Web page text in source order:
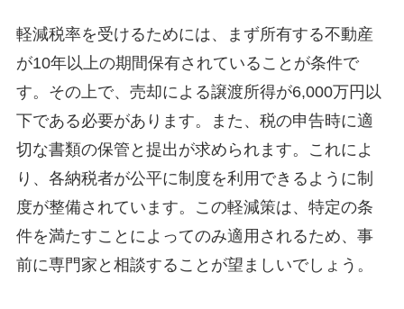
軽減税率を受けるためには、まず所有する不動産
が10年以上の期間保有されていることが条件で
す。その上で、売却による譲渡所得が6,000万円以
下である必要があります。また、税の申告時に適
切な書類の保管と提出が求められます。これによ
り、各納税者が公平に制度を利用できるように制
度が整備されています。この軽減策は、特定の条
件を満たすことによってのみ適用されるため、事
前に専門家と相談することが望ましいでしょう。